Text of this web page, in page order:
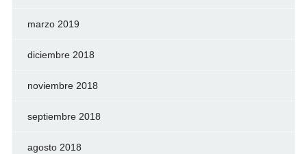
marzo 2019
diciembre 2018
noviembre 2018
septiembre 2018
agosto 2018